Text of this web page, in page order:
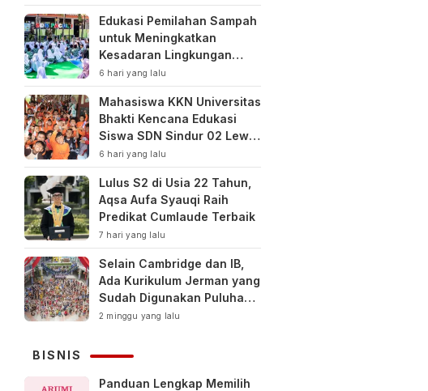
Keluarga
Edukasi Pemilahan Sampah
untuk Meningkatkan
Kesadaran Lingkungan
Sejak Dini di SDN Pacul 1
dan TK Kartini
6 hari yang lalu
Mahasiswa KKN Universitas
Bhakti Kencana Edukasi
Siswa SDN Sindur 02 Lewat
Program SIGERCEP
6 hari yang lalu
Lulus S2 di Usia 22 Tahun,
Aqsa Aufa Syauqi Raih
Predikat Cumlaude Terbaik
7 hari yang lalu
Selain Cambridge dan IB,
Ada Kurikulum Jerman yang
Sudah Digunakan Puluhan
Tahun di Indonesia
2 minggu yang lalu
BISNIS
Panduan Lengkap Memilih